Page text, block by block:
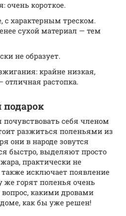
очень короткое.
с характерным треском.
сухой материал — тем
не образует.
крайне низкая,
отличная растопка.
подарок
почувствовать себя членом
разжиться поленьями из
они в народе зовутся
быстро, выделяют просто
практически не
исключает появление
горят поленья очень
вопрос, какими дровами
как бы уже решен!